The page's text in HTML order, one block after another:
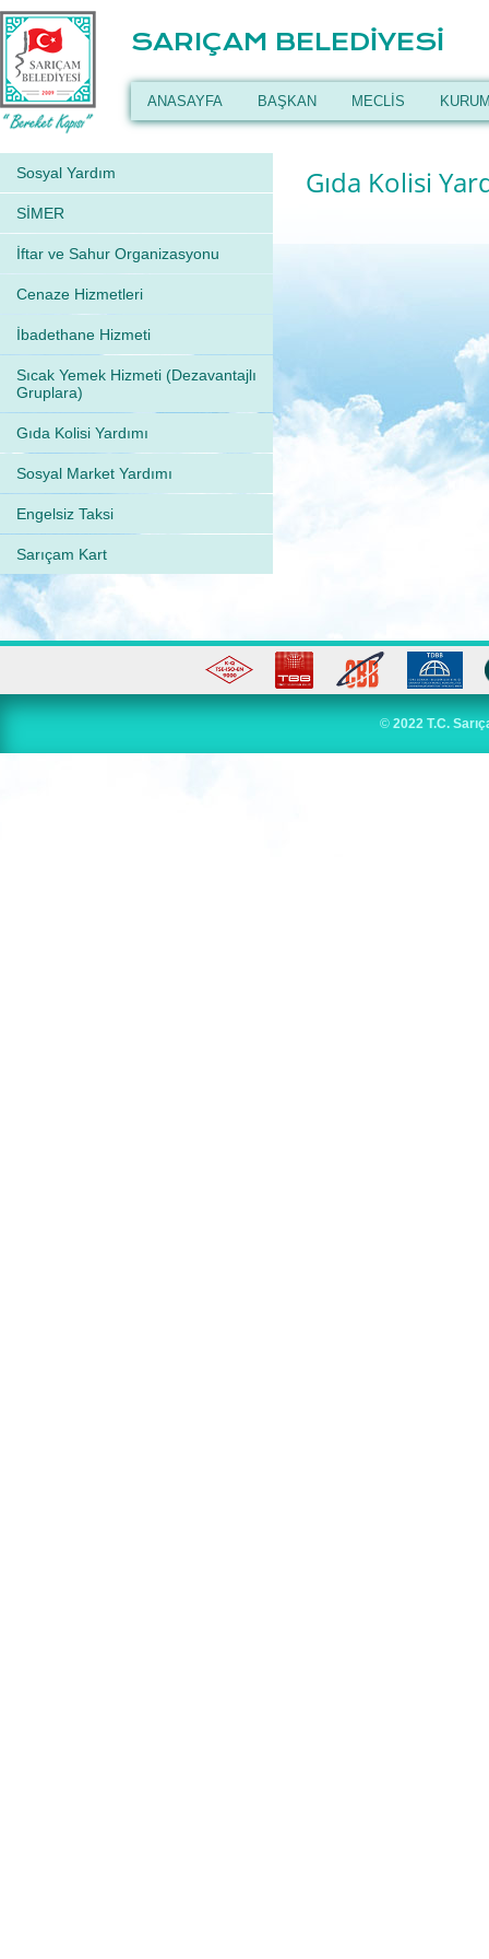
SARIÇAM BELEDİYESİ
ANASAYFA BAŞKAN MECLİS
Sosyal Yardım
SİMER
İftar ve Sahur Organizasyonu
Cenaze Hizmetleri
İbadethane Hizmeti
Sıcak Yemek Hizmeti (Dezavantajlı
Gruplara)
Gıda Kolisi Yardımı
Sosyal Market Yardımı
Engelsiz Taksi
Sarıçam Kart
Gıda Kolisi
©2022 T.C.